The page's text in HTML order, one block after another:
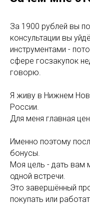
За 1900 рублей вы
консультации вы
инструментами -
сфере госзакупок
говорю.
Я живу в Нижнем
России.
Для меня главная
Именно поэтому
бонусы.
Моя цель - дать вам
одной встречи.
Это завершённый
покупать или